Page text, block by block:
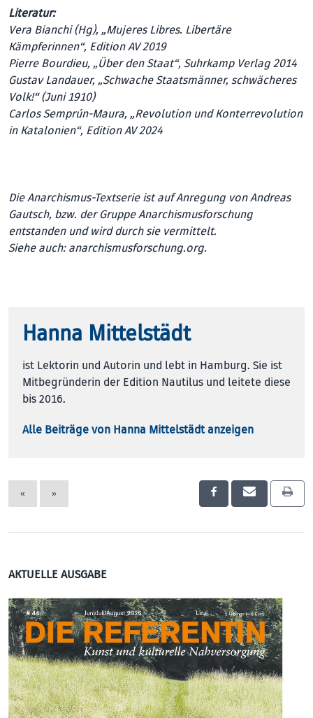
Literatur:
Vera Bianchi (Hg), „Mujeres Libres. Libertäre
Kämpferinnen“, Edition AV 2019
Pierre Bourdieu, „Über den Staat“, Suhrkamp Verlag 2014
Gustav Landauer, „Schwache Staatsmänner, schwächeres
Volk!“ (Juni 1910)
Carlos Semprún-Maura, „Revolution und Konter­revolution
in Katalonien“, Edition AV 2024
Die Anarchismus-Textserie ist auf Anregung von Andreas
Gautsch, bzw. der Gruppe Anarchismusforschung
entstanden und wird durch sie vermittelt.
Siehe auch: anarchismusforschung.org.
Hanna Mittelstädt
ist Lektorin und Autorin und lebt in Hamburg. Sie ist
Mitbegründerin der Edition Nautilus und leitete diese
bis 2016.
Alle Beiträge von Hanna Mittelstädt anzeigen
« »
AKTUELLE AUSGABE